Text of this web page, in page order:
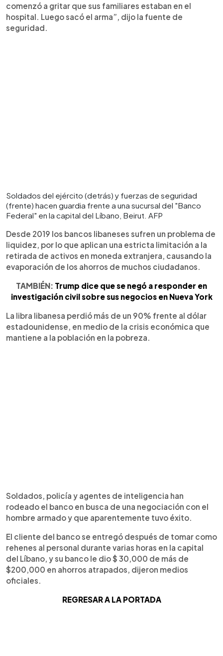
comenzó a gritar que sus familiares estaban en el
hospital. Luego sacó el arma”, dijo la fuente de
seguridad.
Soldados del ejército (detrás) y fuerzas de seguridad
(frente) hacen guardia frente a una sucursal del "Banco
Federal" en la capital del Líbano, Beirut. AFP
Desde 2019 los bancos libaneses sufren un problema de
liquidez, por lo que aplican una estricta limitación a la
retirada de activos en moneda extranjera, causando la
evaporación de los ahorros de muchos ciudadanos.
TAMBIÉN: Trump dice que se negó a responder en
investigación civil sobre sus negocios en Nueva York
La libra libanesa perdió más de un 90% frente al dólar
estadounidense, en medio de la crisis económica que
mantiene a la población en la pobreza.
Soldados, policía y agentes de inteligencia han
rodeado el banco en busca de una negociación con el
hombre armado y que aparentemente tuvo éxito.
El cliente del banco se entregó después de tomar como
rehenes al personal durante varias horas en la capital
del Líbano, y su banco le dio $ 30,000 de más de
$200,000 en ahorros atrapados, dijeron medios
oficiales.
REGRESAR A LA PORTADA